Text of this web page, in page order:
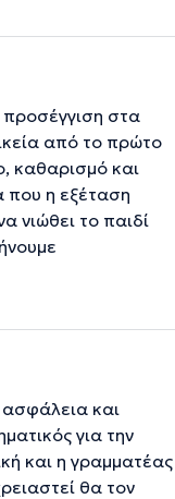
προσέγγιση στα
από το πρώτο
καθαρισμό και
που η εξέταση
νιώθει το παιδί
ασφάλεια και
για την
και η γραμματέας
θα τον